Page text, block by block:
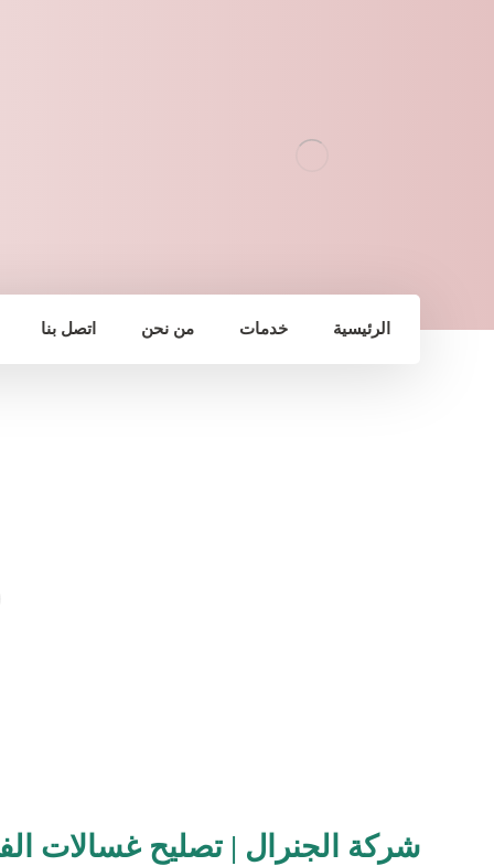
الرئيسية خدمات من نحن اتصل بنا
شركة الجنرال | تصليح غسالات الفروانية